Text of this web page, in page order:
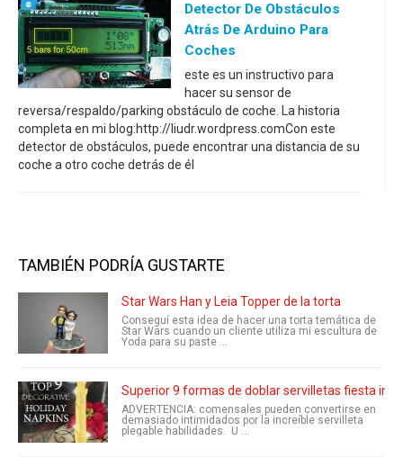
Detector De Obstáculos
Atrás De Arduino Para
Coches
este es un instructivo para
hacer su sensor de
reversa/respaldo/parking obstáculo de coche. La historia
completa en mi blog:http://liudr.wordpress.comCon este
detector de obstáculos, puede encontrar una distancia de su
coche a otro coche detrás de él
TAMBIÉN PODRÍA GUSTARTE
Star Wars Han y Leia Topper de la torta
Conseguí esta idea de hacer una torta temática de
Star Wars cuando un cliente utiliza mi escultura de
Yoda para su paste ...
Superior 9 formas de doblar servilletas fiesta
ADVERTENCIA: comensales pueden convertirse en
demasiado intimidados por la increíble servilleta
plegable habilidades. U ...